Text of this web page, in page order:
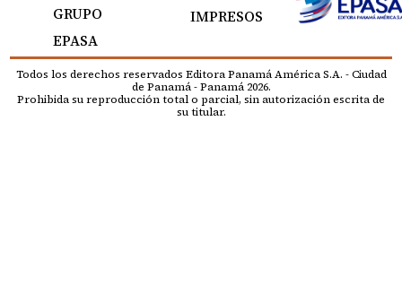
GRUPO
EPASA
IMPRESOS
Todos los derechos reservados Editora Panamá América S.A. - Ciudad
de Panamá - Panamá 2026.
Prohibida su reproducción total o parcial, sin autorización escrita de
su titular.